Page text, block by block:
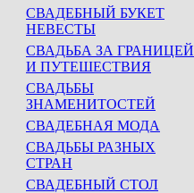
СВАДЕБНЫЙ БУКЕТ
НЕВЕСТЫ
СВАДЬБА ЗА ГРАНИЦЕЙ
И ПУТЕШЕСТВИЯ
СВАДЬБЫ
ЗНАМЕНИТОСТЕЙ
СВАДЕБНАЯ МОДА
СВАДЬБЫ РАЗНЫХ
СТРАН
СВАДЕБНЫЙ СТОЛ